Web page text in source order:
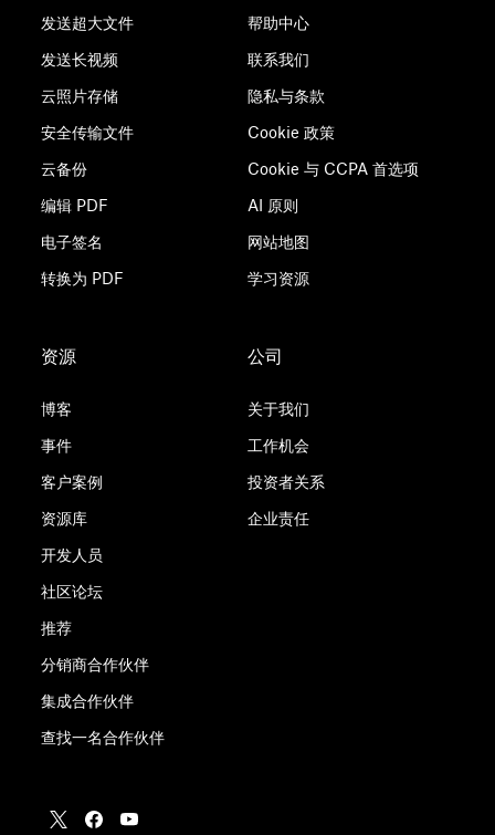
发送超大文件
发送长视频
云照片存储
安全传输文件
云备份
编辑 PDF
电子签名
转换为 PDF
帮助中心
联系我们
隐私与条款
Cookie 政策
Cookie 与 CCPA 首选项
AI 原则
网站地图
学习资源
资源
博客
事件
客户案例
资源库
开发人员
社区论坛
推荐
分销商合作伙伴
集成合作伙伴
查找一名合作伙伴
公司
关于我们
工作机会
投资者关系
企业责任